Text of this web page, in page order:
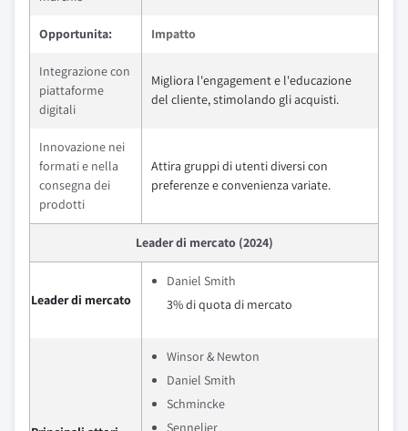
Opportunita: Impatto
Integrazione con
piattaforme
digitali
Migliora l'engagement e l'educazione
del cliente, stimolando gli acquisti.
Innovazione nei
formati e nella
consegna dei
prodotti
Attira gruppi di utenti diversi con
preferenze e convenienza variate.
Leader di mercato (2024)
Leader di mercato
Daniel Smith
3% di quota di mercato
Winsor & Newton
Daniel Smith
Schmincke
Sennelier